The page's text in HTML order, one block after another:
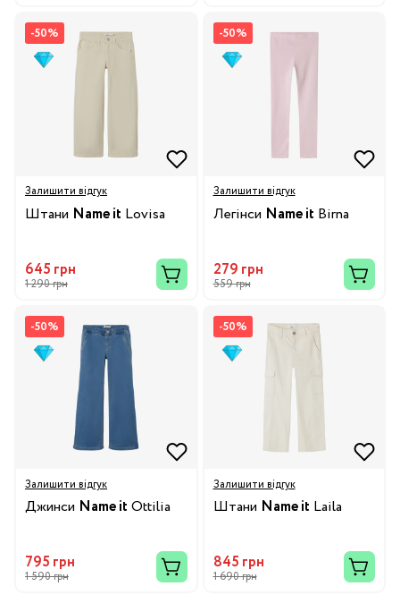
-50%
Залишити відгук
Штани Name it Lovisa
645 грн
1 290 грн
-50%
Залишити відгук
Легінси Name it Birna
279 грн
559 грн
-50%
Залишити відгук
Джинси Name it Ottilia
795 грн
1 590 грн
-50%
Залишити відгук
Штани Name it Laila
845 грн
1 690 грн